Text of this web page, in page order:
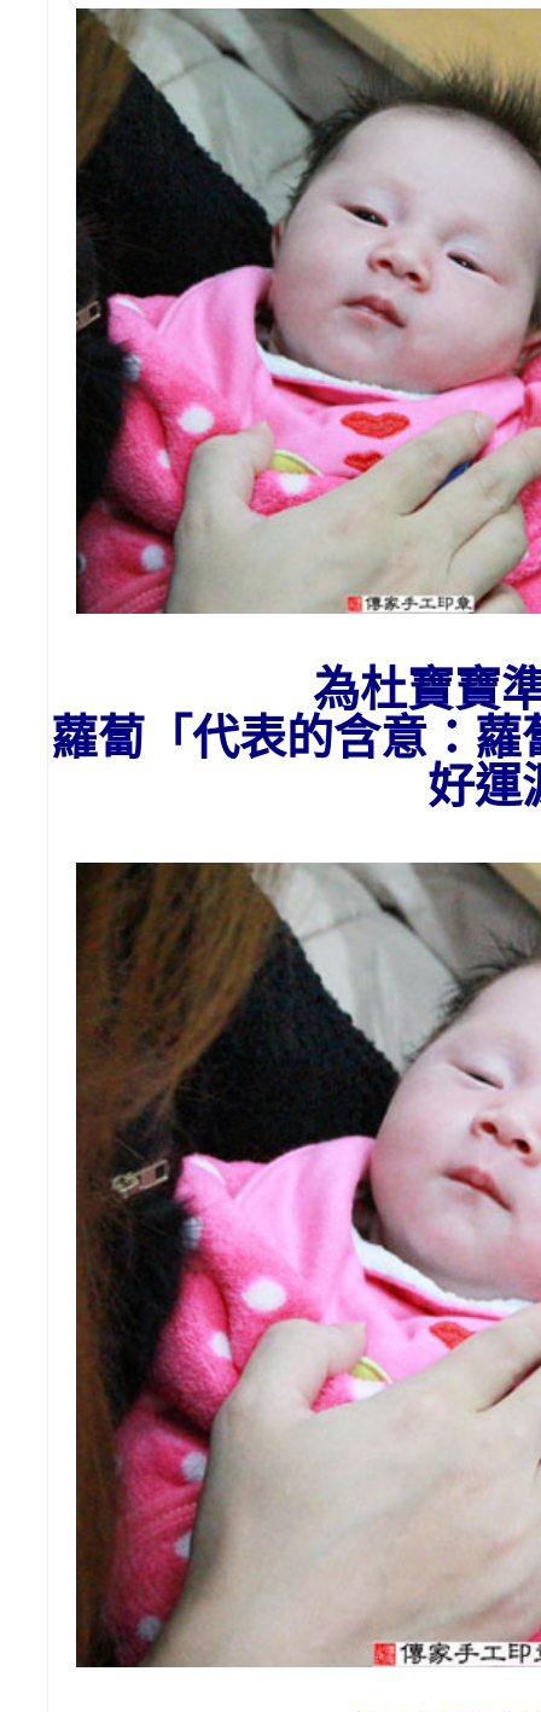
為杜寶寶
蘿蔔「代表的含意： 蘿
好運